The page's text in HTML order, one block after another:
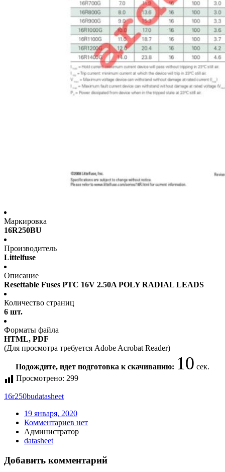
Маркировка
16R250BU
Производитель
Littelfuse
Описание
Resettable Fuses PTC 16V 2.50A POLY RADIAL LEADS
Количество страниц
6 шт.
Форматы файла
HTML, PDF
(Для просмотра требуется Adobe Acrobat Reader)
Подождите, идет подготовка к скачиванию: 10 сек.
Просмотрено: 299
16r250budatasheet
19 января, 2020
Комментариев нет
Администратор
datasheet
Добавить комментарий